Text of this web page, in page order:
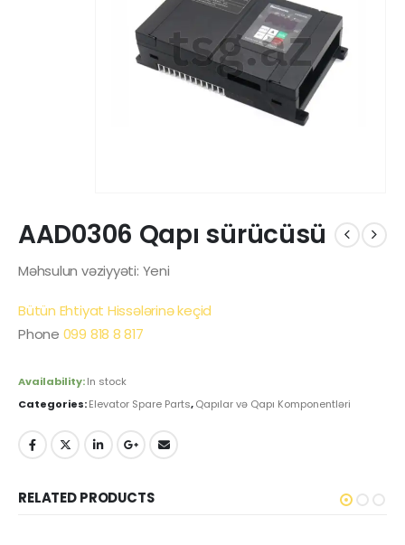
AAD0306 Qapı sürücüsü
Məhsulun vəziyyəti: Yeni
Bütün Ehtiyat Hissələrinə keçid
Phone 099 818 8 817
Availability:In stock
Categories:Elevator Spare Parts,Qapılar və Qapı Komponentləri
RELATED PRODUCTS